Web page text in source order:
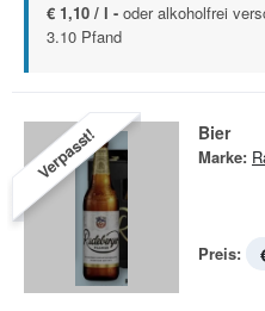
€ 1,10 / l - oder alkoholfrei
3.10 Pfand
Verpasst! Bier
Marke:
Preis: